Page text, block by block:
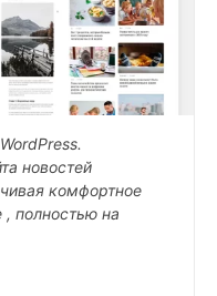
новостей
комфортное
, полностью на